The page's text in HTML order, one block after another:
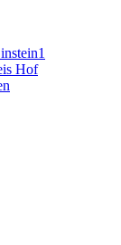
Hof